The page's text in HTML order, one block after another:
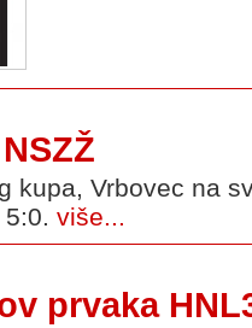
kupa, Vrbovec na
više...
prvaka